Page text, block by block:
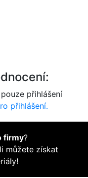
přihlášení
přihlášení.
firmy?
můžete získat